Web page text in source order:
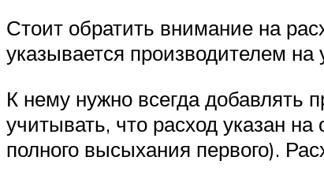
Стоит обратить внимание на
указывается производителем на
К нему нужно всегда добавлять
учитывать, что расход указан
полного высыхания первого).